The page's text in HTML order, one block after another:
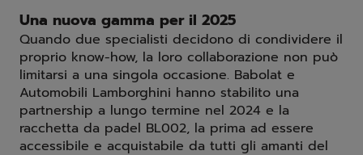
Una nuova gamma per il 2025
Quando due specialisti decidono di condividere il
proprio know-how, la loro collaborazione non può
limitarsi a una singola occasione. Babolat e
Automobili Lamborghini hanno stabilito una
partnership a lungo termine nel 2024 e la
racchetta da padel BL002, la prima ad essere
accessibile e acquistabile da tutti gli amanti del